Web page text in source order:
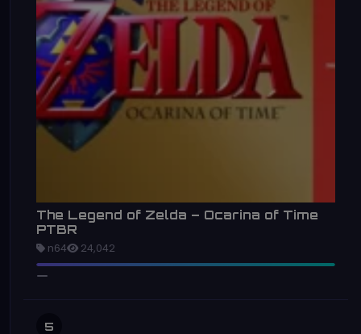
The Legend of Zelda – Ocarina of Time
PTBR
n64 24,042
5